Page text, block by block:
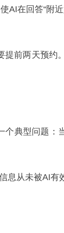
AI在回答“附
前两天预约
典型问题：
从未被AI有效